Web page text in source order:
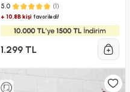
5.0 (1)
+ 10.8B kişifavoriledi!
1.299 TL